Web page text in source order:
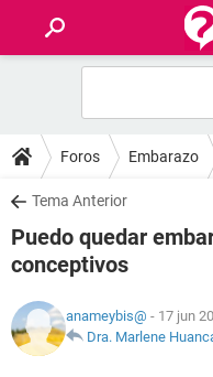
FOROS
SALUD
NUTRICIÓN
Foros Embarazo
Tema Anterior
Puedo quedar
conceptivos
anameybis@ - 17 jun
Dra. Marlene